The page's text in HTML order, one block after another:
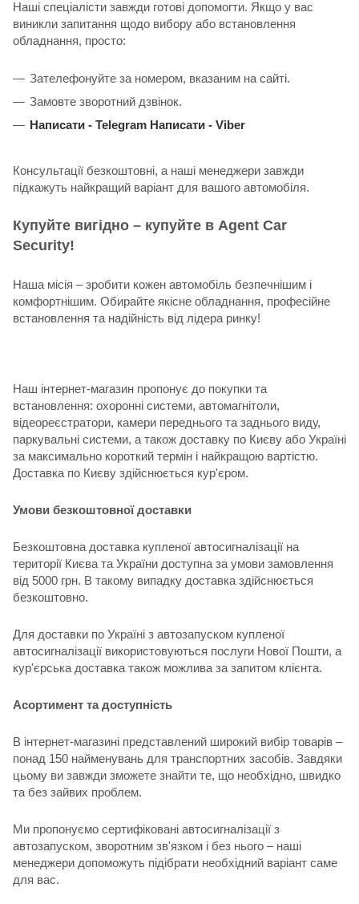
Наші спеціалісти завжди готові допомогти. Якщо у вас
виникли запитання щодо вибору або встановлення
обладнання, просто:
Зателефонуйте за номером, вказаним на сайті.
Замовте зворотний дзвінок.
Написати - Telegram Написати - Viber
Консультації безкоштовні, а наші менеджери завжди
підкажуть найкращий варіант для вашого автомобіля.
Купуйте вигідно – купуйте в Agent Car
Security!
Наша місія – зробити кожен автомобіль безпечнішим і
комфортнішим. Обирайте якісне обладнання, професійне
встановлення та надійність від лідера ринку!
Наш інтернет-магазин пропонує до покупки та
встановлення: охоронні системи, автомагнітоли,
відеореєстратори, камери переднього та заднього виду,
паркувальні системи, а також доставку по Києву або Україні
за максимально короткий термін і найкращою вартістю.
Доставка по Києву здійснюється кур'єром.
Умови безкоштовної доставки
Безкоштовна доставка купленої автосигналізації на
території Києва та України доступна за умови замовлення
від 5000 грн. В такому випадку доставка здійснюється
безкоштовно.
Для доставки по Україні з автозапуском купленої
автосигналізації використовуються послуги Нової Пошти, а
кур'єрська доставка також можлива за запитом клієнта.
Асортимент та доступність
В інтернет-магазині представлений широкий вибір товарів –
понад 150 найменувань для транспортних засобів. Завдяки
цьому ви завжди зможете знайти те, що необхідно, швидко
та без зайвих проблем.
Ми пропонуємо сертифіковані автосигналізації з
автозапуском, зворотним зв'язком і без нього – наші
менеджери допоможуть підібрати необхідний варіант саме
для вас.